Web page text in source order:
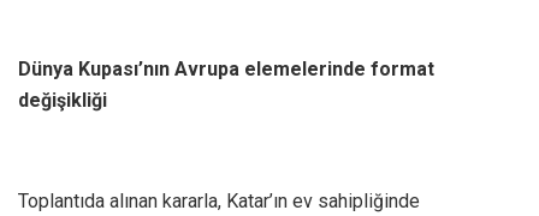
Dünya Kupası’nın Avrupa elemelerinde format
değişikliği
Toplantıda alınan kararla, Katar’ın ev sahipliğinde